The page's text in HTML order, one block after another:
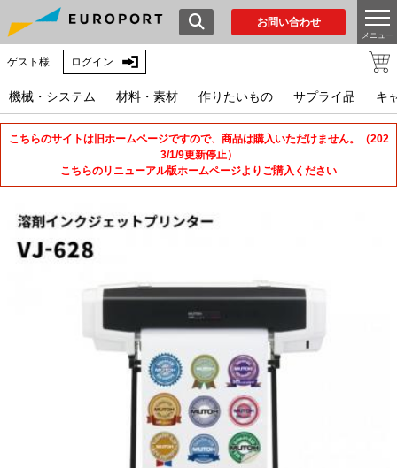
お問い合わせ
メニュー
ゲスト様 ログイン
機械・システム 材料・素材 作りたいもの サプライ品 キ
こちらのサイトは旧ホームページですので、商品は購入いただけません。（202
3/1/9更新停止）
こちらのリニューアル版ホームページよりご購入ください